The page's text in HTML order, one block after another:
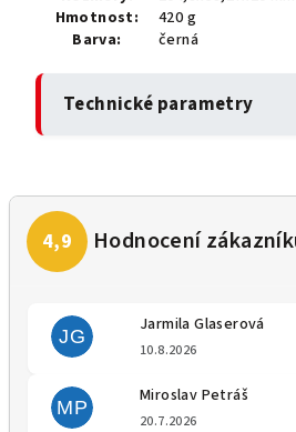
Hmotnost:
420 g
Barva:
černá
Technické parametry
JG
Jarmila Glaserová
10.8.2026
MP
Miroslav Petráš
20.7.2026